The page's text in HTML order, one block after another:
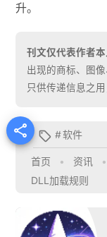
升。
刊文仅代表作者
出现的商标、图
只供传递信息之用
  #软件
首页 • 资讯 •
DLL加载规则